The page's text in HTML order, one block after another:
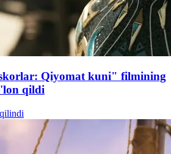
Qiyomat kuni" filmining
qildi